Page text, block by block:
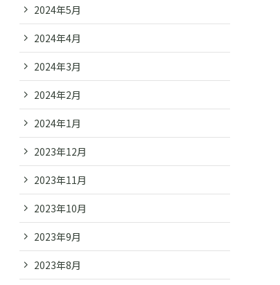
2024年5月
2024年4月
2024年3月
2024年2月
2024年1月
2023年12月
2023年11月
2023年10月
2023年9月
2023年8月